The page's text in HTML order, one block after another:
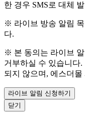
한 경우 SMS로 대체
※ 라이브 방송 알림
다.
※ 본 동의는 라이브
거부하실 수 있습니다.
되지 않으며, 에스더
라이브 알림 신청하기
닫기